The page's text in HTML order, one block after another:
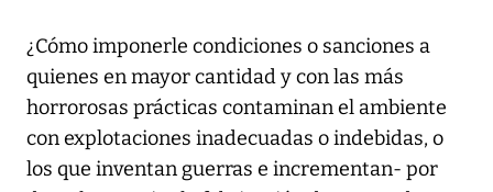
¿Cómo imponerle condiciones o sanciones a
quienes en mayor cantidad y con las más
horrorosas prácticas contaminan el ambiente
con explotaciones inadecuadas o indebidas, o
los que inventan guerras e incrementan- por